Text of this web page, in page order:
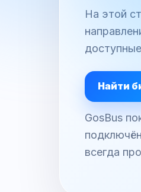
На этой
Найти
GosBus
всегда